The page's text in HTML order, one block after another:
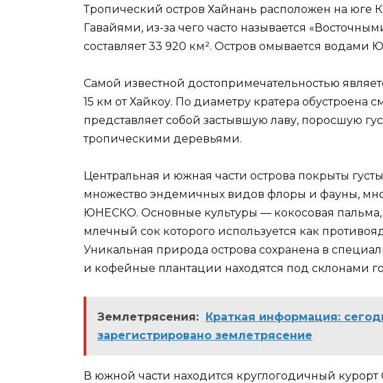
Тропический остров Хайнань расположен на юге
Гавайями, из-за чего часто называется
составляет 33 920 км². Остров омывается водами
Самой известной достопримечательностью
15 км от Хайкоу. По диаметру кратера обустроена
представляет собой застывшую лаву, поросшую
тропическими деревьями.
Центральная и южная части острова покрыты
множество эндемичных видов флоры и фауны,
ЮНЕСКО. Основные культуры — кокосовая пальма,
млечный сок которого используется как
Уникальная природа острова сохранена в
и кофейные плантации находятся под склонами
Землетрясения: Краткая информация:
зарегистрировано землетрясение
В южной части находится круглогодичный курорт